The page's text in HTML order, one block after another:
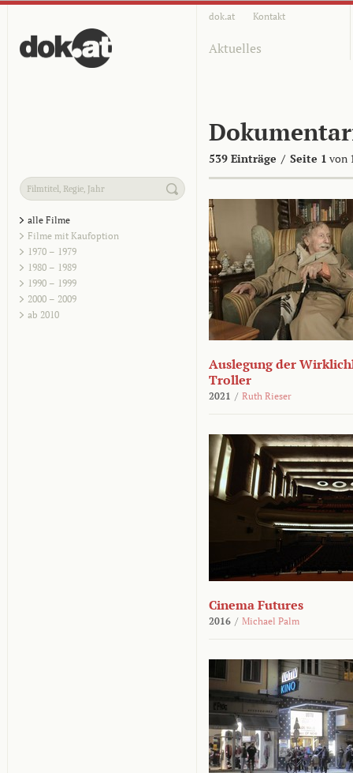
dok.at Kontakt
Aktuelles
539 Einträge / Seite 1 von
alle Filme
Filme mit Kaufoption
1970 – 1979
1980 – 1989
1990 – 1999
2000 – 2009
ab 2010
Auslegung der
Troller
2021 / Ruth Rieser
Cinema Futures
2016 / Michael Palm